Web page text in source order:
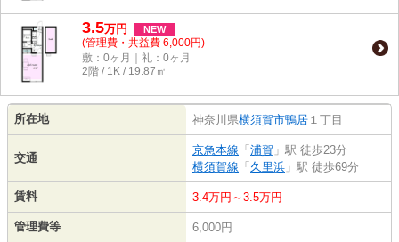
3.5万円 NEW
(管理費・共益費 6,000円)
敷：0ヶ月｜礼：0ヶ月
2階 / 1K / 19.87㎡
所在地 神奈川県横須賀市鴨居 １丁目
交通
京急本線 「 浦賀 」駅 徒歩23分
横須賀線 「 久里浜 」駅 徒歩69分
賃料 3.4万円～3.5万円
管理費等 6,000円